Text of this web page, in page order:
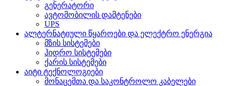
გენერატორი
ავტომობილის დამტენები
UPS
ალტერნატიული წყაროები და ელექტრო ენერგია
მზის სისტემები
ჰიდრო სისტემები
ქარის სისტემები
აიტი ტექნოლოგიები
მონაცემთა და საკონტროლო კაბელები